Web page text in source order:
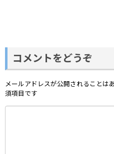
コメントをどうぞ
メールアドレスが公開されることは
須項目です